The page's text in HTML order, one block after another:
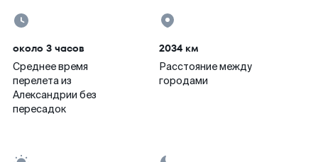
около 3 часов
Среднее время
перелета из
Александрии без
пересадок
2034 км
Расстояние между
городами